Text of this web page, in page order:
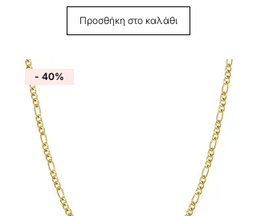
Προσθήκη στο καλάθι
- 40%